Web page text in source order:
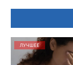
ЛУЧШЕЕ